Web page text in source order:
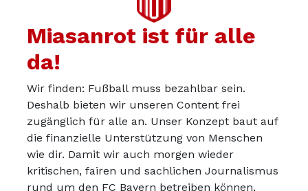
Über uns
Miasanrot ist für alle
da!
Wir finden: Fußball muss bezahlbar sein.
Deshalb bieten wir unseren Content frei
zugänglich für alle an. Unser Konzept baut auf
die finanzielle Unterstützung von Menschen
wie dir. Damit wir auch morgen wieder
kritischen, fairen und sachlichen Journalismus
rund um den FC Bayern betreiben können,